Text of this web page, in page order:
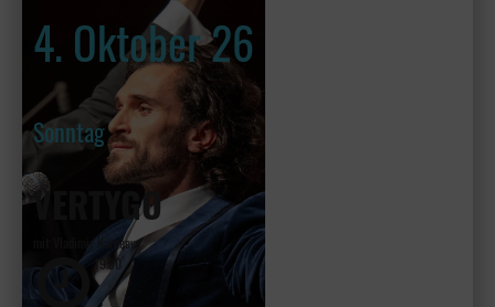
4. Oktober 26
Sonntag
VERTYGO
mit Vladimir Kornéev
19:30